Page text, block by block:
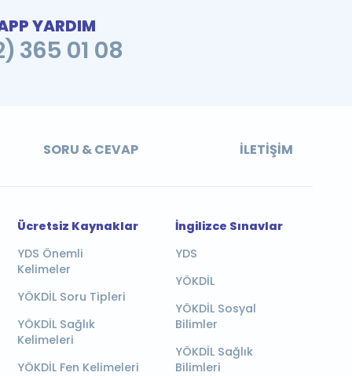
YARDIM
365 01 08
SORU & CEVAP İLETIŞIM
Ücretsiz Kaynaklar
YDS Önemli
Kelimeler
YÖKDİL Soru Tipleri
YÖKDİL Sağlık
Kelimeleri
YÖKDİL Fen Kelimeleri
İngilizce Sınavlar
YDS
YÖKDİL
YÖKDİL Sosyal
Bilimler
YÖKDİL Sağlık
Bilimleri